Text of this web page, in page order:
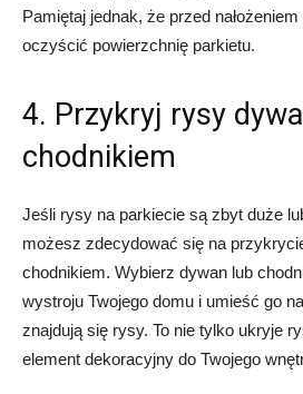
Pamiętaj jednak, że przed
oczyścić powierzchnię parkietu.
4. Przykryj rysy
chodnikiem
Jeśli rysy na parkiecie są zbyt duże
możesz zdecydować się na
chodnikiem. Wybierz dywan lub
wystroju Twojego domu i umieść go
znajdują się rysy. To nie tylko ukryje
element dekoracyjny do Twojego